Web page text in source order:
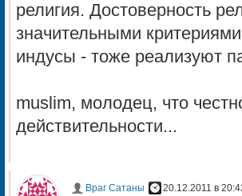
религия. Достоверность
значительными
индусы - тоже реализуют
muslim, молодец, что
действительности...
Враг Сатаны 20.12.2011 в